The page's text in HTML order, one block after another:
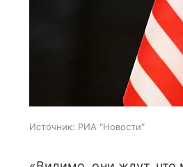
Источник: РИА "Новости"